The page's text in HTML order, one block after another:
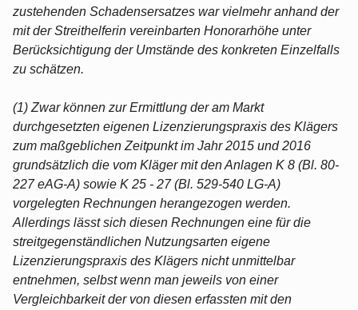
zustehenden Schadensersatzes war vielmehr anhand der
mit der Streithelferin vereinbarten Honorarhöhe unter
Berücksichtigung der Umstände des konkreten Einzelfalls
zu schätzen.
(1) Zwar können zur Ermittlung der am Markt
durchgesetzten eigenen Lizenzierungspraxis des Klägers
zum maßgeblichen Zeitpunkt im Jahr 2015 und 2016
grundsätzlich die vom Kläger mit den Anlagen K 8 (Bl. 80-
227 eAG-A) sowie K 25 - 27 (Bl. 529-540 LG-A)
vorgelegten Rechnungen herangezogen werden.
Allerdings lässt sich diesen Rechnungen eine für die
streitgegenständlichen Nutzungsarten eigene
Lizenzierungspraxis des Klägers nicht unmittelbar
entnehmen, selbst wenn man jeweils von einer
Vergleichbarkeit der von diesen erfassten mit den